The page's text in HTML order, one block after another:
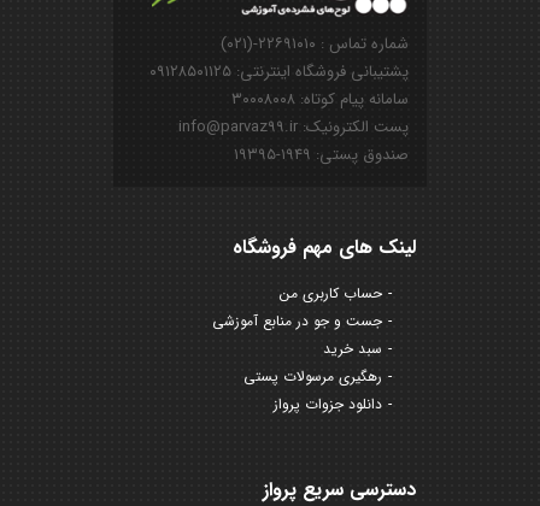
شماره تماس : ۲۲۶۹۱۰۱۰-(۰۲۱)
پشتیبانی فروشگاه اینترنتی: ۰۹۱۲۸۵۰۱۱۲۵
سامانه پیام کوتاه: ۳۰۰۰۸۰۰۸
پست الکترونیک: info@parvaz99.ir
صندوق پستی: ۱۹۴۹-۱۹۳۹۵
لینک های مهم فروشگاه
حساب کاربری من
جست و جو در منابع آموزشی
سبد خرید
رهگیری مرسولات پستی
دانلود جزوات پرواز
دسترسی سریع پرواز